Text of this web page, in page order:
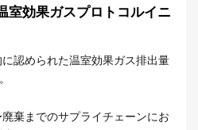
室効果ガスプロトコルイニ
認められた温室効果ガス排出量
棄までのサプライチェーンにお